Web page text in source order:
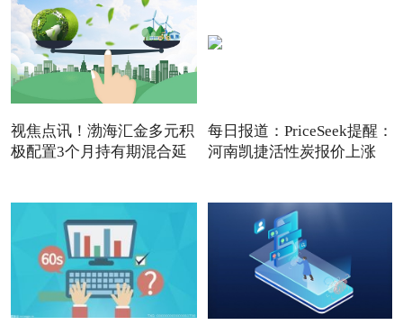
视焦点讯！渤海汇金多元积
极配置3个月持有期混合延
每日报道：PriceSeek提醒：
河南凯捷活性炭报价上涨